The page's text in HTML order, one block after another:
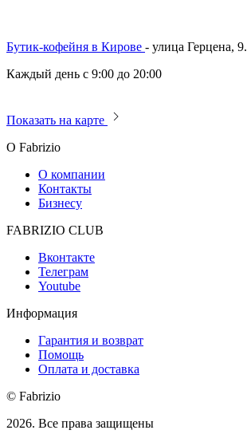
Бутик-кофейня в Кирове - улица Герцена, 9.
Каждый день с 9:00 до 20:00
Показать на карте
О Fabrizio
О компании
Контакты
Бизнесу
FABRIZIO CLUB
Вконтакте
Телеграм
Youtube
Информация
Гарантия и возврат
Помощь
Оплата и доставка
© Fabrizio
2026. Все права защищены